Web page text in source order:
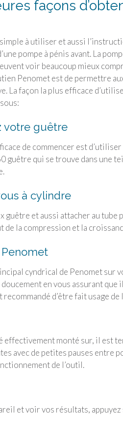
façons
à utiliser et aussi
pompe à pénis avant. La
voir beaucoup mieux
Penomet est de permettre
La façon la plus efficace
votre guêtre
de commencer est
guêtre qui se trouve dans une
à cylindre
guêtre et aussi attacher au
de la compression et la
cyndrical de Penomet sur
en vous assurant
d’être fait usage de
effectivement monté sur, il est
avec de petites pauses entre
de l’outil.
et voir vos résultats,